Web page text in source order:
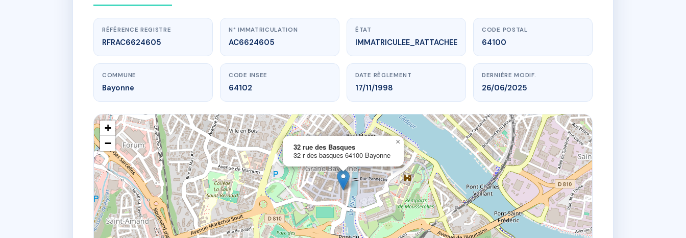
www.vme.plus/AC6624605
32 rue des Basques
32 r des basques64100 Bayonne
RÉFÉRENCE REGISTRE
RFRAC6624605
N° IMMATRICULATION
AC6624605
ÉTAT
IMMATRICULEE_RATTACHEE
CODE POSTAL
64100
COMMUNE
Bayonne
CODE INSEE
64102
DATE RÈGLEMENT
17/11/1998
DERNIÈRE MODIF.
26/06/2025
32 rue des Basques
32 r des basques 64100 Bayonne
×
+
−